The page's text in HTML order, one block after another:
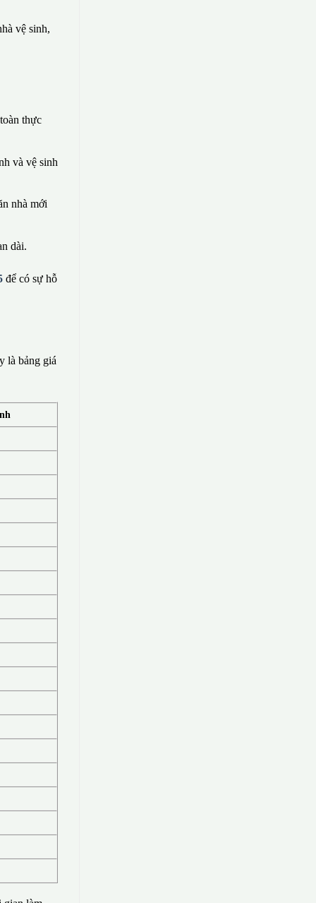
vệ sinh,
thực
và vệ sinh
nhà mới
dài.
để có sự hỗ
là bảng giá